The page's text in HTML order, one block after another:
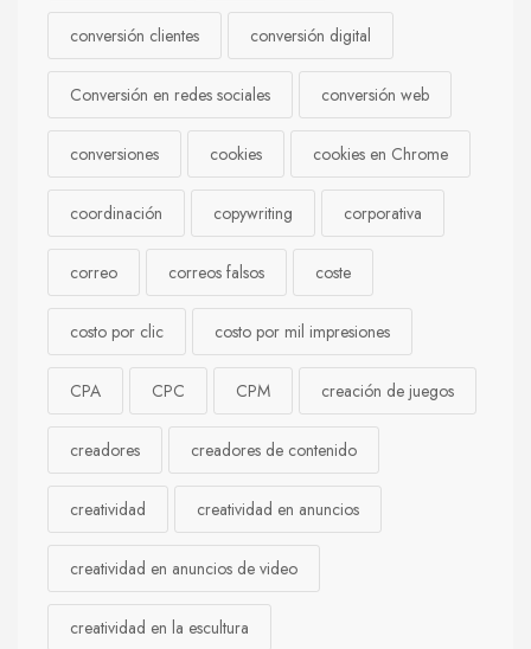
conversión clientes conversión digital
Conversión en redes sociales conversión web
conversiones cookies cookies en Chrome
coordinación copywriting corporativa
correo correos falsos coste
costo por clic costo por mil impresiones
CPA CPC CPM creación de juegos
creadores creadores de contenido
creatividad creatividad en anuncios
creatividad en anuncios de video
creatividad en la escultura